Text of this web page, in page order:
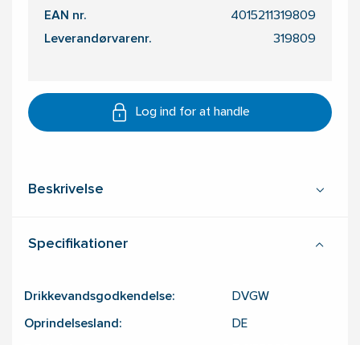
EAN nr. 4015211319809
Leverandørvarenr. 319809
Log ind for at handle
Beskrivelse
Specifikationer
Drikkevandsgodkendelse: DVGW
Oprindelsesland: DE